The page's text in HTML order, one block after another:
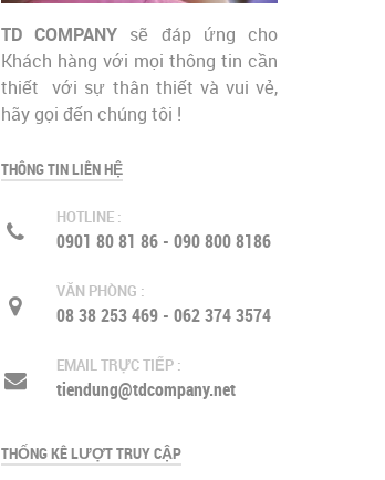
TD COMPANY sẽ đáp ứng cho
Khách hàng với mọi thông tin cần
thiết với sự thân thiết và vui vẻ,
hãy gọi đến chúng tôi !
THÔNG TIN LIÊN HỆ
HOTLINE :
0901 80 81 86 - 090 800 8186
VĂN PHÒNG :
08 38 253 469 - 062 374 3574
EMAIL TRỰC TIẾP :
tiendung@tdcompany.net
THỐNG KÊ LƯỢT TRUY CẬP